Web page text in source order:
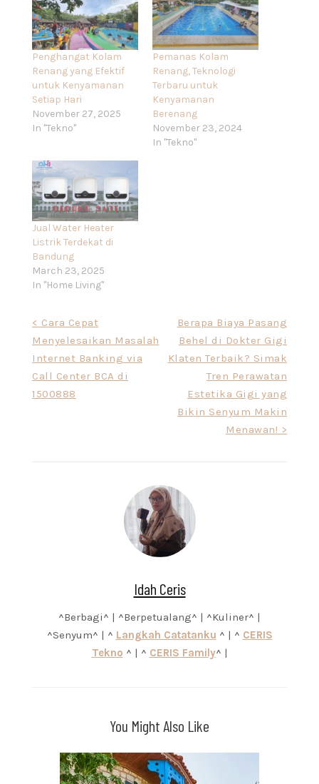
Penghangat Kolam
Renang yang Efektif
untuk Kenyamanan
Setiap Hari
November 27, 2025
In "Tekno"
Pemanas Kolam
Renang, Teknologi
Terbaru untuk
Kenyamanan
Berenang
November 23, 2024
In "Tekno"
Jual Water Heater
Listrik Terdekat di
Bandung
March 23, 2025
In "Home Living"
navigation
< Cara Cepat
Menyelesaikan Masalah
Internet Banking via
Call Center BCA di
1500888
Berapa Biaya Pasang
Behel di Dokter Gigi
Klaten Terbaik? Simak
Tren Perawatan
Estetika Gigi yang
Bikin Senyum Makin
Menawan! >
Idah Ceris
^Berbagi^ | ^Berpetualang^ | ^Kuliner^ |
^Senyum^ | ^ Langkah Catatanku ^ | ^ CERIS
Tekno ^ | ^ CERIS Family^ |
You Might Also Like